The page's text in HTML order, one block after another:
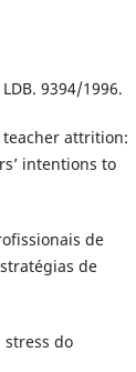
9394/1996.
teacher attrition:
intentions to
de
de
stress do